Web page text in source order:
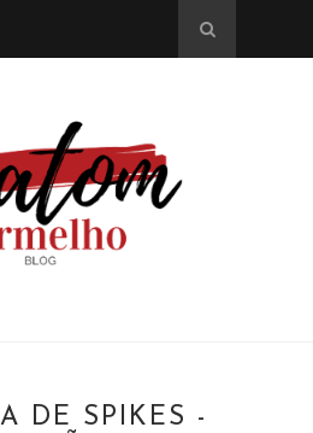
DE SPIKES -